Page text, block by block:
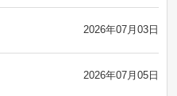
2026年07月03日
2026年07月05日